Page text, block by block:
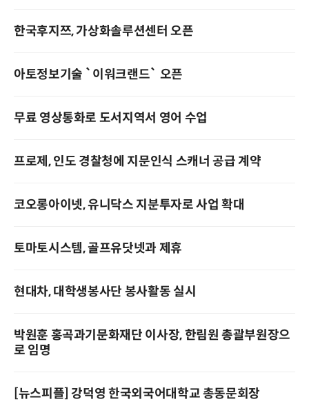
한국후지쯔, 가상화솔루션센터 오픈
아토정보기술 `이워크랜드` 오픈
무료 영상통화로 도서지역서 영어 수업
프로제, 인도 경찰청에 지문인식 스캐너 공급 계약
코오롱아이넷, 유니닥스 지분투자로 사업 확대
토마토시스템, 골프유닷넷과 제휴
현대차, 대학생봉사단 봉사활동 실시
박원훈 홍곡과기문화재단 이사장, 한림원 총괄부원장으
로 임명
[뉴스피플] 강덕영 한국외국어대학교 총동문회장